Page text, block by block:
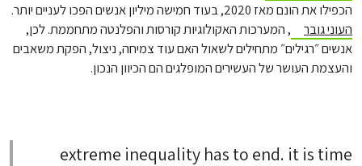
הכפילו את הונם מאז 2020, בעוד חמישה מיליון אנשים הפכו לעניים יותר.
העוני גובר
, המערכות האקולוגיות קורסות והפלנטה מתחממת. לכן,
אנשים ״רגילים״ מתחילים לשאול האם עוד צמיחה, ניצול, הפקת משאבים
והעצמת העושר של העשירים המופלגים הם הכיוון הנכון.
extreme inequality has to end. it is time